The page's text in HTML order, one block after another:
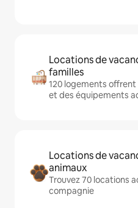
Locations de
familles
120 logements
et des équipements
Locations de
animaux
Trouvez 70 locations
compagnie